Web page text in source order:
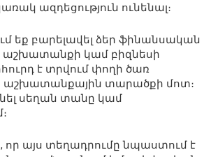
ազդեցություն ունենալ։
եք բարելավել ձեր ֆինանսական
աշխատանքի կամ բիզնեսի
է տրվում փողի ծառ
աշխատանքային տարածքի մոտ։
սեղան տանը կամ
այս տեղադրումը նպաստում է